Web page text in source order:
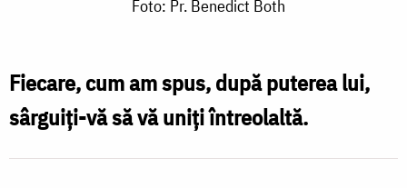
Both
Foto: Pr. Benedict Both
Fiecare, cum am spus, după puterea lui,
sârguiți-vă să vă uniți întreolaltă.